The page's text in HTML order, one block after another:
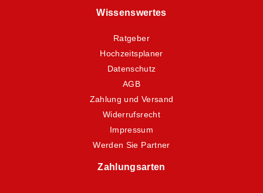
Wissenswertes
Ratgeber
Hochzeitsplaner
Datenschutz
AGB
Zahlung und Versand
Widerrufsrecht
Impressum
Werden Sie Partner
Zahlungsarten